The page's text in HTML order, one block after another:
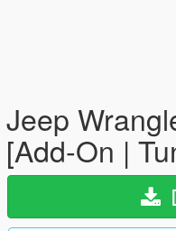
Jeep
[Add-On |